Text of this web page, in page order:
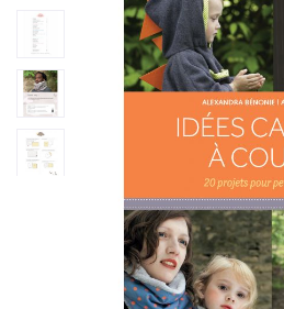
Green house
Books & Magazines